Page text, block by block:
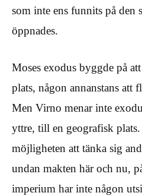
som inte ens funnits på den
öppnades.
Moses exodus byggde på
plats, någon annanstans
Men Virno menar inte
yttre, till en geografisk plats.
möjligheten att tänka sig
undan makten här och nu,
imperium har inte någon